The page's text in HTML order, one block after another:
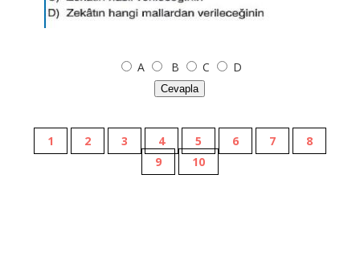
A B C D
Cevapla
1 2 3 4 5 6 7
8
9
10